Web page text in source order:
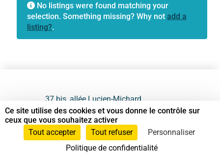
No listings were found matching your
selection. Something missing? Why not add a
listing?.
37 bis, allée Lucien-Michard
93190 Livry-Gargan
06 61 87 28 09
Ce site utilise des cookies et vous donne le contrôle sur
ceux que vous souhaitez activer
Tout accepter
Tout refuser
Personnaliser
Politique de confidentialité